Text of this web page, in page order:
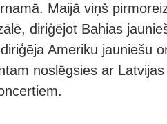
Maijā viņš
diriģējot Bahias
Ameriku jauniešu
noslēgsies ar